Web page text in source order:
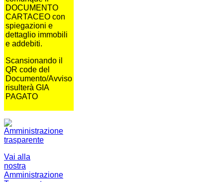
DOCUMENTO
CARTACEO con
spiegazioni e
dettaglio immobili
e addebiti.
Scansionando il
QR code del
Documento/Avviso
risulterà GIA
PAGATO
Vai alla
nostra
Amministrazione